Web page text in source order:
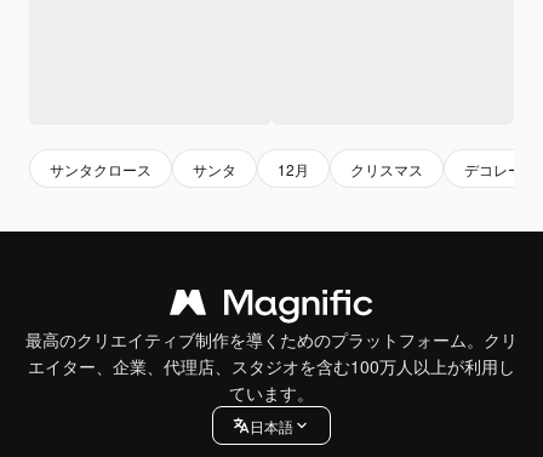
サンタクロース サンタ 12月 クリスマス デコレーシ
最高のクリエイティブ制作を導くためのプラットフォーム。クリ
エイター、企業、代理店、スタジオを含む100万人以上が利用し
ています。
日本語